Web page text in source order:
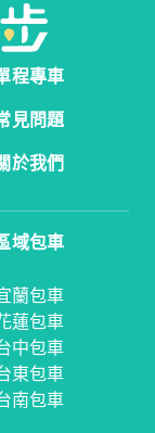
程專車
見問題
於我們
域包車
蘭包車
蓮包車
中包車
東包車
南包車